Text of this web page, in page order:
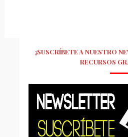
¡SUSCRÍBETE A NUESTRO
RECURSOS